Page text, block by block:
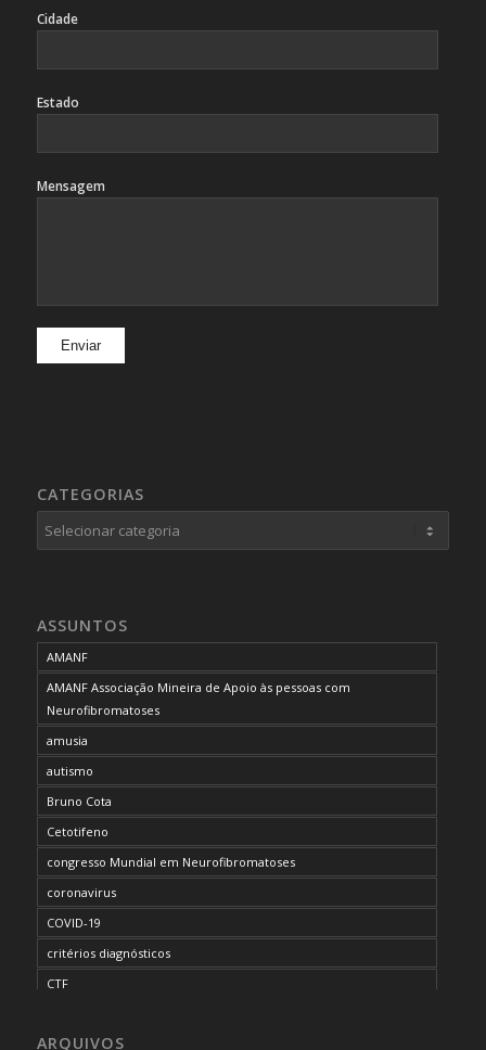
Cidade
Estado
Mensagem
CATEGORIAS
Categorias
ASSUNTOS
AMANF
AMANF Associação Mineira de Apoio às pessoas com
Neurofibromatoses
amusia
autismo
Bruno Cota
Cetotifeno
congresso Mundial em Neurofibromatoses
coronavirus
COVID-19
critérios diagnósticos
CTF
desordem do processamento auditivo
ARQUIVOS